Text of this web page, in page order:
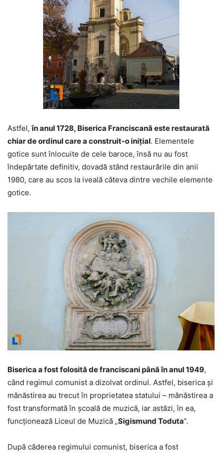
Astfel,în anul 1728, Biserica Franciscană este restaurată
chiar de ordinul care a construit-o iniţial. Elementele
gotice sunt înlocuite de cele baroce, însă nu au fost
îndepărtate definitiv, dovadă stând restaurările din anii
1980, care au scos la iveală câteva dintre vechile elemente
gotice.
Biserica a fost folosită de franciscani până în anul 1949,
când regimul comunist a dizolvat ordinul. Astfel, biserica şi
mănăstirea au trecut în proprietatea statului – mănăstirea a
fost transformată în şcoală de muzică, iar astăzi, în ea,
funcţionează Liceul de Muzică „Sigismund Toduta”.
După căderea regimului comunist, biserica a fost